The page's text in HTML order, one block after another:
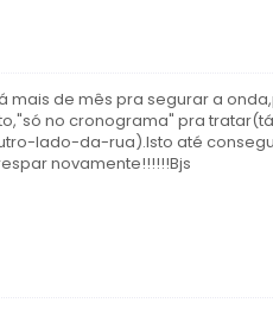
mais de mês pra segurar a
no cronograma" pra
lado-da-rua).Isto até
novamente!!!!!!Bjs